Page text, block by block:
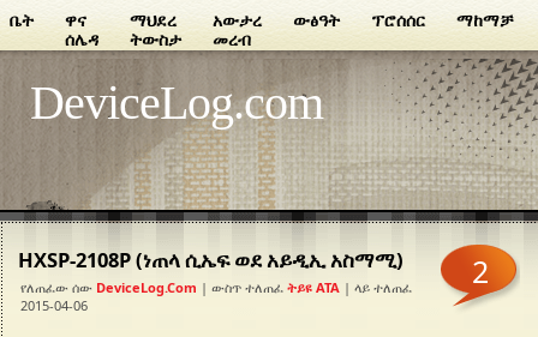
ቤት
ዋና
ሰሌዳ
ማህደረ
ትውስታ
አውታረ
መረብ
ውፅዓት ፕሮሰሰር ማከማቻ
DeviceLog.com
HXSP-2108P (ነጠላ ሲኤፍ ወደ አይዲኢ አስማሚ)
የለጠፈው ሰው DeviceLog.com | ውስጥ ተለጠፈ ትይዩ ATA | ላይ ተለጠፈ
2015-04-06
2